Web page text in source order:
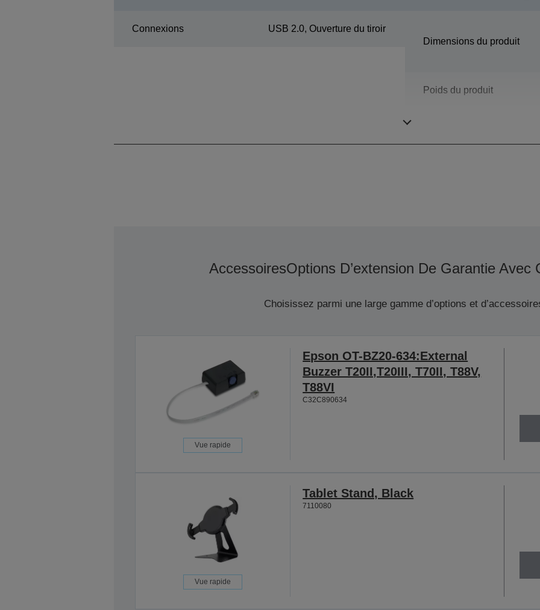
Connexions USB 2.0, Ouverture du tiroir
Dimensions du produit
Poids du produit
AccessoiresOptions D’extension De Garantie Avec
Choisissez parmi une large gamme d’options et
Vue rapide
Epson OT-BZ20-634:External
Buzzer T20II,T20III, T70II, T88V,
T88VI
C32C890634
Vue rapide
Tablet Stand, Black
7110080